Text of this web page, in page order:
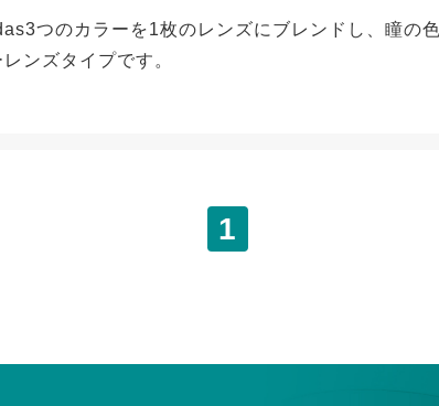
つのカラーを1枚のレンズにブレンドし、瞳の
ンズタイプです。
1